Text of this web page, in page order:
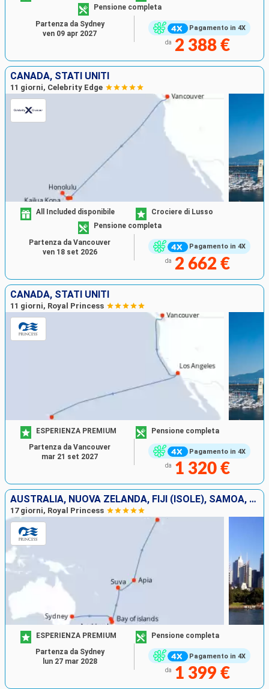
Pagamento in 4X
Pensione completa
da 2 388 €
Partenza da Sydney
ven 09 apr 2027
CANADA, STATI UNITI
11 giorni, Celebrity Edge
Pagamento in 4X
All Included disponibile
Crociere di Lusso
Pensione completa
da 2 662 €
Partenza da Vancouver
ven 18 set 2026
CANADA, STATI UNITI
11 giorni, Royal Princess
Pagamento in 4X
ESPERIENZA PREMIUM Pensione completa
da 1 320 €
Partenza da Vancouver
mar 21 set 2027
AUSTRALIA, NUOVA ZELANDA, FIJI (ISOLE), SAMOA, STATI UNITI
17 giorni, Royal Princess
Pagamento in 4X
ESPERIENZA PREMIUM Pensione completa
da 1 399 €
Partenza da Sydney
lun 27 mar 2028